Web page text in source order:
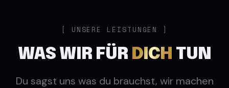
UNSERE LEISTUNGEN
WAS WIR FÜR DICH TUN
Du sagst uns was du brauchst, wir machen